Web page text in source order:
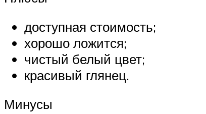
доступная стоимость;
хорошо ложится;
чистый белый цвет;
красивый глянец.
Минусы